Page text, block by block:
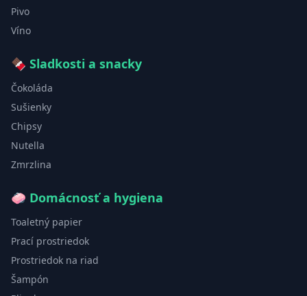
Pivo
Víno
🍫 Sladkosti a snacky
Čokoláda
Sušienky
Chipsy
Nutella
Zmrzlina
🧼 Domácnosť a hygiena
Toaletný papier
Prací prostriedok
Prostriedok na riad
Šampón